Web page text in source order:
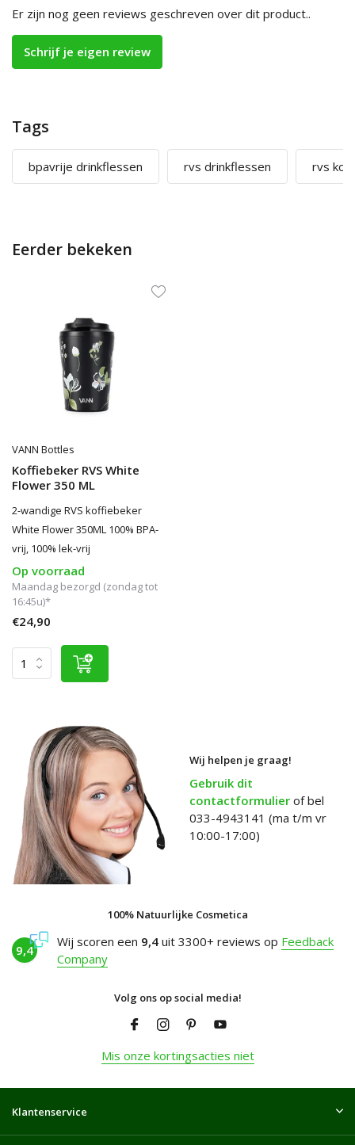
Er zijn nog geen reviews geschreven over dit product..
Schrijf je eigen review
Tags
bpavrije drinkflessen rvs drinkflessen rvs
Eerder bekeken
VANN Bottles
Koffiebeker RVS White
Flower 350 ML
2-wandige RVS koffiebeker
White Flower 350ML 100% BPA-
vrij, 100% lek-vrij
Op voorraad
Maandag bezorgd (zondag tot
16:45u)*
€24,90
Wij helpen je graag!
Gebruik dit
contactformulier of bel
033-4943141 (ma t/m vr
10:00-17:00)
100% Natuurlijke Cosmetica
9,4
Wij scoren een 9,4 uit 3300+ reviews op Feedback
Company
Volg ons op social media!
Mis onze kortingsacties niet
Klantenservice